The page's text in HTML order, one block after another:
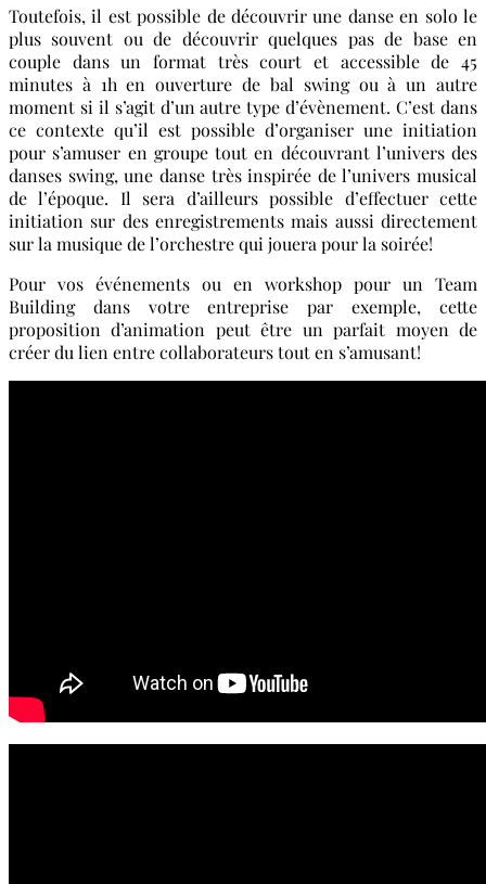
Toutefois, il est possible de découvrir une danse en solo le
plus souvent ou de découvrir quelques pas de base en
couple dans un format très court et accessible de 45
minutes à 1h en ouverture de bal swing ou à un autre
moment si il s’agit d’un autre type d’évènement. C’est dans
ce contexte qu’il est possible d’organiser une initiation
pour s’amuser en groupe tout en découvrant l’univers des
danses swing, une danse très inspirée de l’univers musical
de l’époque. Il sera d’ailleurs possible d’effectuer cette
initiation sur des enregistrements mais aussi directement
sur la musique de l’orchestre qui jouera pour la soirée!
Pour vos événements ou en workshop pour un Team
Building dans votre entreprise par exemple, cette
proposition d’animation peut être un parfait moyen de
créer du lien entre collaborateurs tout en s’amusant!